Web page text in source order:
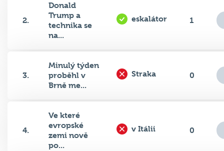
2.
Donald
Trump a
technika se
na...
eskalátor 1
3.
Minulý týden
proběhl v
Brně me...
Straka 0
4.
Ve které
evropské
zemi nově
po...
v Itálii 0